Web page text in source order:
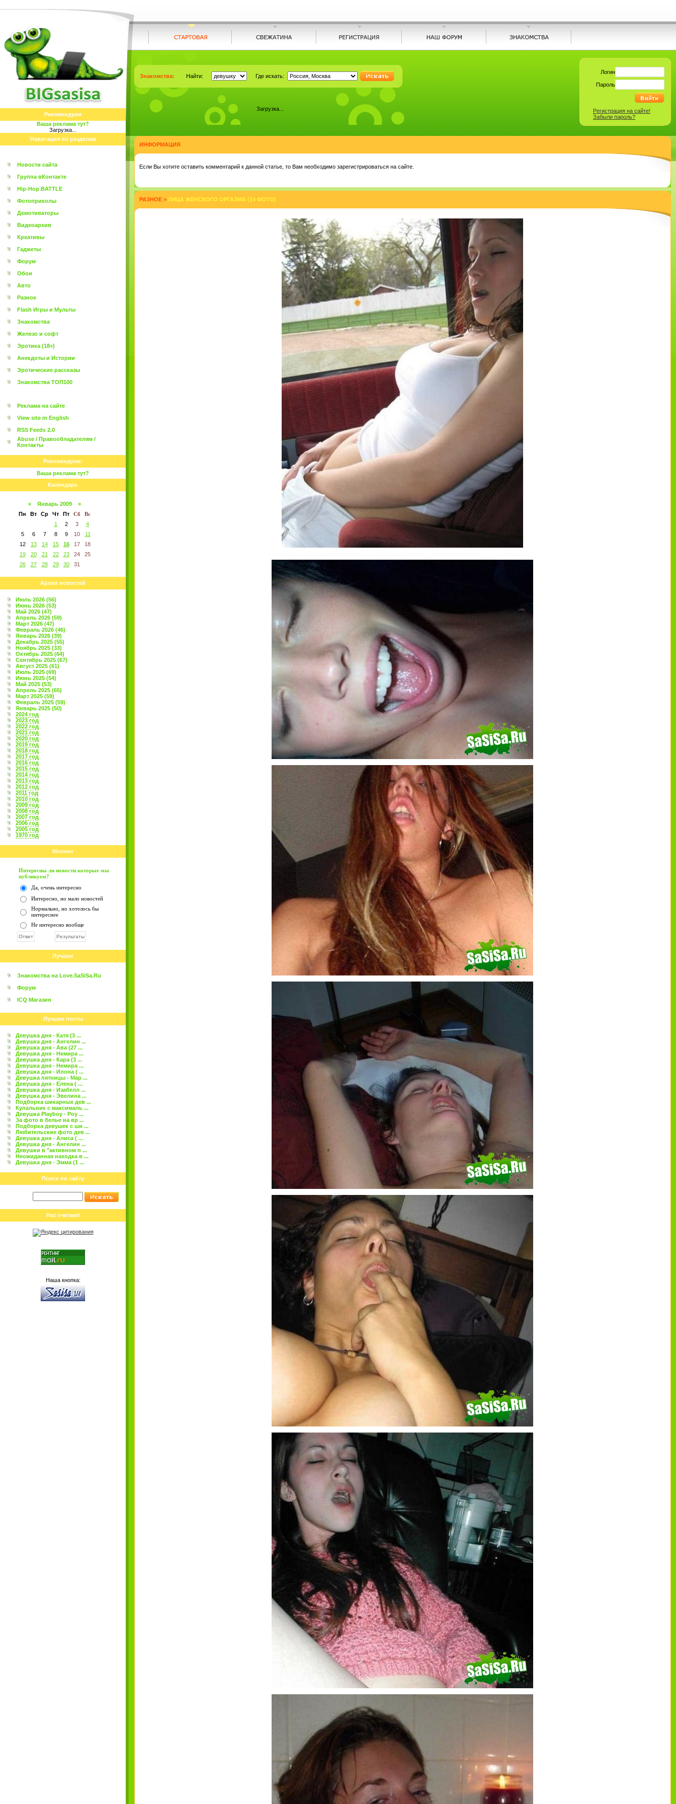
Рекомендуем
Ваша реклама тут?
Загрузка...
Навигация по разделам
Новости сайта
Группа вКонтакте
Hip-Hop BATTLE
Фотоприколы
Демотиваторы
Видеоархив
Креативы
Гаджеты
Форум
Обои
Авто
Разное
Flash Игры и Мульты
Знакомства
Железо и софт
Эротика (18+)
Анекдоты и Истории
Эротические рассказы
Знакомства ТОП100
Реклама на сайте
View site in English
RSS Feeds 2.0
Abuse / Правообладателям /
Контакты
Рекомендуем:
Ваша реклама тут?
Календарь
« Январь 2009
»
Пн
Вт Ср Чт Пт Сб
Вс
1
2 3
4
5
6 7 8 9 10
11
12
13 14 15 16 17
18
19
20 21 22 23 24
25
26
27 28 29 30 31
Архив новостей
Июль 2026 (56)
Июнь 2026 (53)
Май 2026 (47)
Апрель 2026 (59)
Март 2026 (47)
Февраль 2026 (46)
Январь 2026 (39)
Декабрь 2025 (55)
Ноябрь 2025 (33)
Октябрь 2025 (64)
Сентябрь 2025 (67)
Август 2025 (61)
Июль 2025 (69)
Июнь 2025 (54)
Май 2025 (53)
Апрель 2025 (65)
Март 2025 (59)
Февраль 2025 (59)
Январь 2025 (50)
2024 год
2023 год
2022 год
2021 год
2020 год
2019 год
2018 год
2017 год
2016 год
2015 год
2014 год
2013 год
2012 год
2011 год
2010 год
2009 год
2008 год
2007 год
2006 год
2005 год
1970 год
Мнение
Интересны ли новости которые мы
публикуем?
Да, очень интересно
Интересно, но мало новостей
Нормально, но хотелось бы
интереснее
Не интересно вообще
Лучшие
Знакомства на Love.SaSiSa.Ru
Форум
ICQ Магазин
Лучшие посты
Девушка дня - Катя (3 ...
Девушка дня - Ангелин ...
Девушка дня - Ава (27 ...
Девушка дня - Немира ...
Девушка дня - Кара (3 ...
Девушка дня - Немира ...
Девушка дня - Илона ( ...
Девушка пятницы - Мар ...
Девушка дня - Елена ( ...
Девушка дня - Изабелл ...
Девушка дня - Эвелина ...
Подборка шикарных дев ...
Купальник с максималь ...
Девушка Playboy - Роу ...
За фото в белье на вр ...
Подборка девушек с ши ...
Любительские фото дев ...
Девушка дня - Алиса ( ...
Девушка дня - Ангелин ...
Девушки в "активном п ...
Неожиданная находка в ...
Девушка дня - Эмма (1 ...
Поиск по сайту
Нас считают
Наша кнопка:
Знакомства: Найти: Где искать:
Логин
Пароль
Регистрация на сайте!
Забыли пароль?
Загрузка...
ИНФОРМАЦИЯ
Eсли Вы хотите оставить комментарий к данной статье, то Вам необходимо зарегистрироваться на сайте.
РАЗНОЕ > ЛИЦА ЖЕНСКОГО ОРГАЗМА (14 ФОТО)